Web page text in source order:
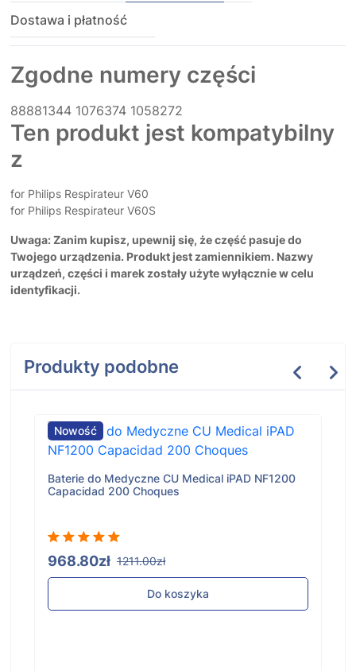
Dostawa i płatność
Zgodne numery części
88881344 1076374 1058272
Ten produkt jest kompatybilny
z
for Philips Respirateur V60
for Philips Respirateur V60S
Uwaga: Zanim kupisz, upewnij się, że część pasuje do
Twojego urządzenia. Produkt jest zamiennikiem. Nazwy
urządzeń, części i marek zostały użyte wyłącznie w celu
identyfikacji.
Produkty podobne
Nowość
Baterie do Medyczne CU Medical iPAD NF1200
Capacidad 200 Choques
968.80zł 1211.00zł
Do koszyka